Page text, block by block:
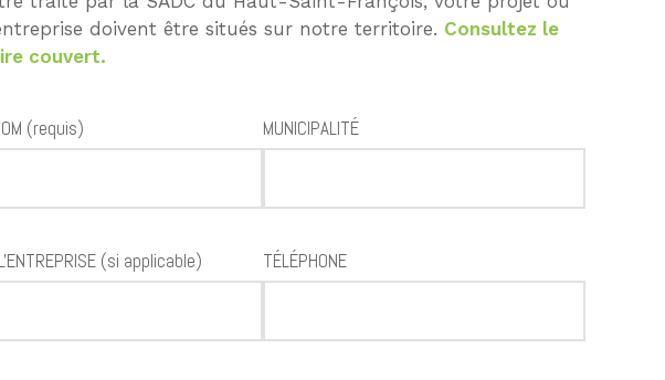
doivent être situés sur notre territoire. Consultez le
couvert.
(requis) MUNICIPALITÉ
(si applicable) TÉLÉPHONE